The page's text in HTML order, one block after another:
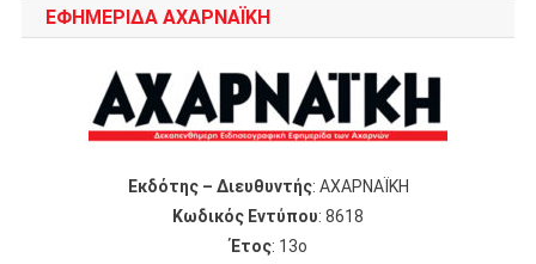
ΕΦΗΜΕΡΙΔΑ ΑΧΑΡΝΑΪΚΗ
Εκδότης – Διευθυντής: ΑΧΑΡΝΑΪΚΗ
Κωδικός Εντύπου: 8618
Έτος: 13ο